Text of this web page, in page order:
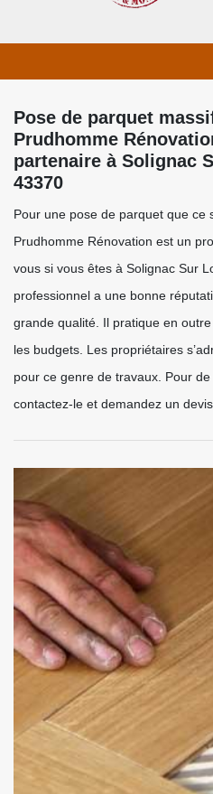
Pose de parquet
Prudhomme
partenaire à Solignac
43370
Pour une pose de parquet que ce
Prudhomme Rénovation est un
vous si vous êtes à Solignac Sur
professionnel a une bonne
grande qualité. Il pratique en
les budgets. Les propriétaires
pour ce genre de travaux. Pour
contactez-le et demandez un